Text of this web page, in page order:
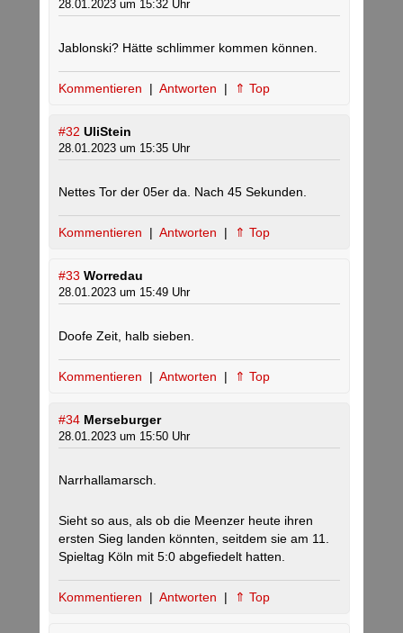
28.01.2023 um 15:32 Uhr
Jablonski? Hätte schlimmer kommen können.
Kommentieren | Antworten | ⇑ Top
#32 UliStein
28.01.2023 um 15:35 Uhr
Nettes Tor der 05er da. Nach 45 Sekunden.
Kommentieren | Antworten | ⇑ Top
#33 Worredau
28.01.2023 um 15:49 Uhr
Doofe Zeit, halb sieben.
Kommentieren | Antworten | ⇑ Top
#34 Merseburger
28.01.2023 um 15:50 Uhr
Narrhallamarsch.
Sieht so aus, als ob die Meenzer heute ihren
ersten Sieg landen könnten, seitdem sie am 11.
Spieltag Köln mit 5:0 abgefiedelt hatten.
Kommentieren | Antworten | ⇑ Top